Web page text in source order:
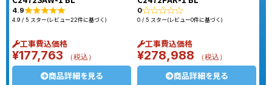
4.9
4.9 / 5 スター(レビュー22件に基づく)
工事費込価格
¥177,763 （税込）
商品詳細を見る
0
0 / 5 スター(レビュー0件に基づく)
工事費込価格
¥278,988 （税込）
商品詳細を見る